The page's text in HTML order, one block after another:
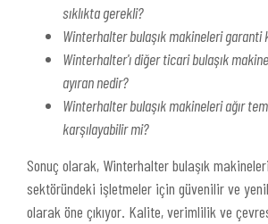
sıklıkta gerekli?
Winterhalter bulaşık makineleri garanti
Winterhalter'ı diğer ticari bulaşık
ayıran nedir?
Winterhalter bulaşık makineleri ağır
karşılayabilir mi?
Sonuç olarak, Winterhalter bulaşık
sektöründeki işletmeler için güvenilir ve
olarak öne çıkıyor. Kalite, verimlilik ve